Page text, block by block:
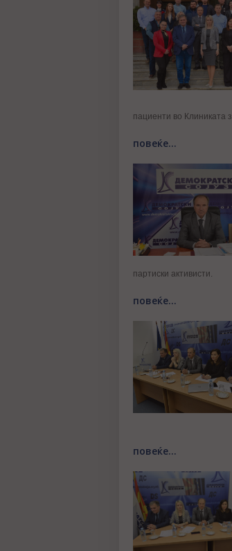
пациенти во Клиниката
повеќе...
партиски активисти.
повеќе...
повеќе...